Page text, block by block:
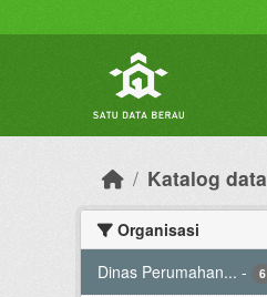
Katalog data
Organisasi
Dinas Perumahan... - 6